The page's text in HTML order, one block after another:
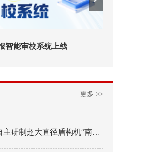
能审校系统上线
更多 >>
超大直径盾构机“南湖号”在常熟下线